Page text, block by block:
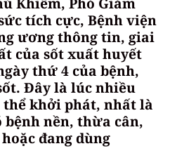
tích cực, Bệnh viện
ương thông tin, giai
của sốt xuất huyết
thứ 4 của bệnh,
Đây là lúc nhiều
thể khởi phát, nhất là
nền, thừa cân,
đang dùng